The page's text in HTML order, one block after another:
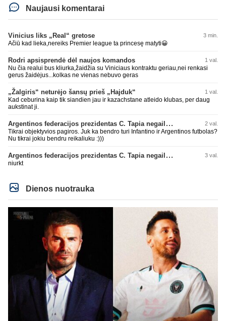
Naujausi komentarai
Vinicius liks „Real“ gretose 3 min.
Ačiū kad lieka,nereiks Premier league ta princesę matyti😀
Rodri apsisprendė dėl naujos komandos 1 val.
Nu čia realui bus kliurka,žaidžia su Viniciaus kontraktu geriau,nei renkasi
gerus žaidėjus...kolkas ne vienas nebuvo geras
„Žalgiris“ neturėjo šansų prieš „Hajduk“ 1 val.
Kad ceburina kaip tik siandien jau ir kazachstane atleido klubas, per daug
aukstinat ji.
Argentinos federacijos prezidentas C. Tapia negailėjo pagyrų G. Infantino 2 val.
Tikrai objektyvios pagiros. Juk ka bendro turi Infantino ir Argentinos futbolas?
Nu tikrai jokiu bendru reikaliuku :)))
Argentinos federacijos prezidentas C. Tapia negailėjo pagyrų G. Infantino 3 val.
niurkt
Dienos nuotrauka